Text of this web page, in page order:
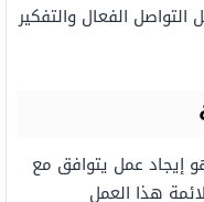
الفعال والتفكير
إيجاد عمل يتوافق مع
هذا العمل